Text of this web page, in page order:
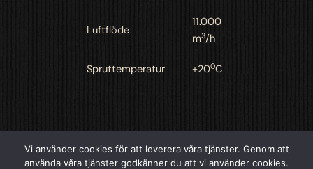
Luftflöde
11.000
m3/h
Spruttemperatur +200C
Vi använder cookies för att leverera våra tjänster. Genom att
använda våra tjänster godkänner du att vi använder cookies.